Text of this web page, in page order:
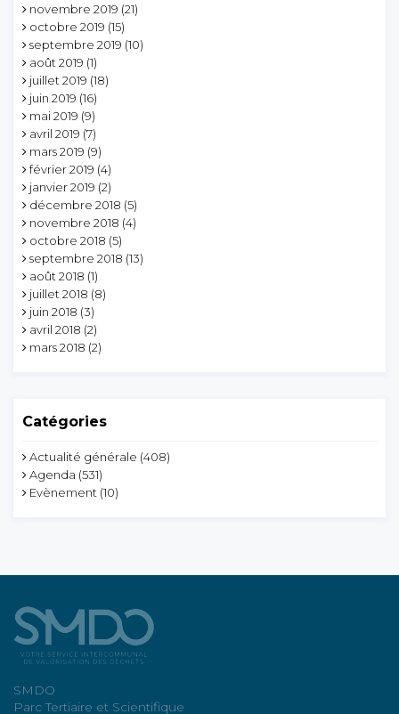
novembre 2019 (21)
octobre 2019 (15)
septembre 2019 (10)
août 2019 (1)
juillet 2019 (18)
juin 2019 (16)
mai 2019 (9)
avril 2019 (7)
mars 2019 (9)
février 2019 (4)
janvier 2019 (2)
décembre 2018 (5)
novembre 2018 (4)
octobre 2018 (5)
septembre 2018 (13)
août 2018 (1)
juillet 2018 (8)
juin 2018 (3)
avril 2018 (2)
mars 2018 (2)
Catégories
Actualité générale (408)
Agenda (531)
Evènement (10)
SMDO
Parc Tertiaire et Scientifique